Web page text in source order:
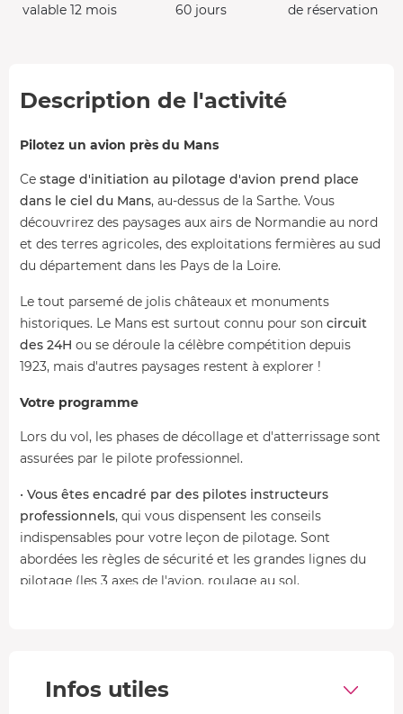
valable 12 mois
60 jours
de réservation
Description de l'activité
Pilotez un avion près du Mans
Ce stage d'initiation au pilotage d'avion prend place
dans le ciel du Mans, au-dessus de la Sarthe. Vous
découvrirez des paysages aux airs de Normandie au nord
et des terres agricoles, des exploitations fermières au sud
du département dans les Pays de la Loire.
Le tout parsemé de jolis châteaux et monuments
historiques. Le Mans est surtout connu pour son circuit
des 24H ou se déroule la célèbre compétition depuis
1923, mais d'autres paysages restent à explorer !
Votre programme
Lors du vol, les phases de décollage et d'atterrissage sont
assurées par le pilote professionnel.
• Vous êtes encadré par des pilotes instructeurs
professionnels, qui vous dispensent les conseils
indispensables pour votre leçon de pilotage. Sont
abordées les règles de sécurité et les grandes lignes du
pilotage (les 3 axes de l'avion, roulage au sol,
et avec une vision à 300°, il permet d'appréhender tous
Infos utiles